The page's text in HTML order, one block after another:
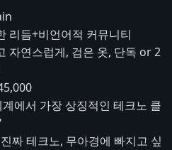
리듬+비언어적 커뮤니티
자연스럽게, 검은 옷, 단독 or 2
에서 가장 상징적인 테크노 클
짜 테크노, 무아경에 빠지고 싶